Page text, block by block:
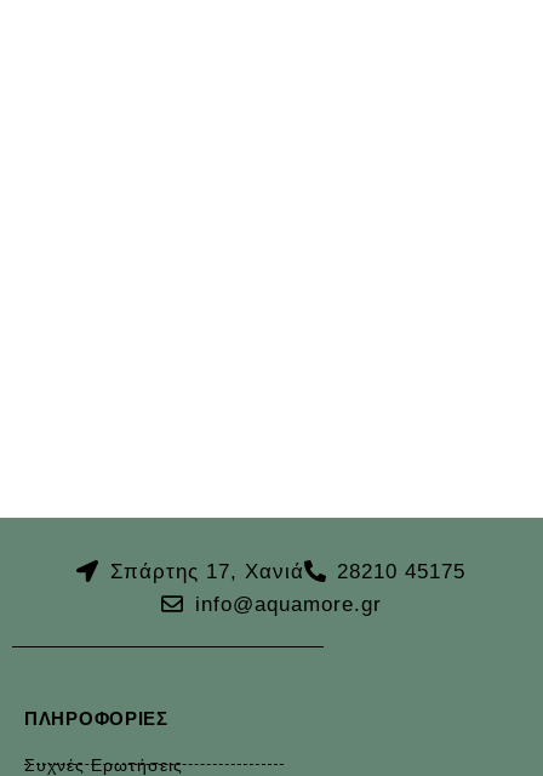
Σπάρτης 17, Χανιά
28210 45175
info@aquamore.gr
ΠΛΗΡΟΦΟΡΊΕΣ
Συχνές Ερωτήσεις